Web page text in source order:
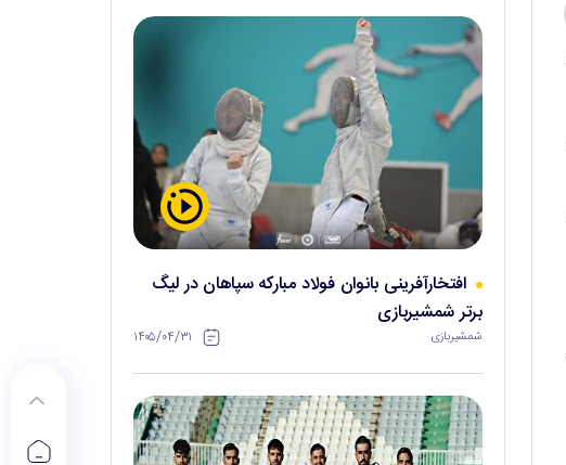
افتخارآفرینی بانوان فولاد مبارکه سپاهان در لیگ
برتر شمشیربازی
شمشیربازی ۱۴۰۵/۰۴/۳۱